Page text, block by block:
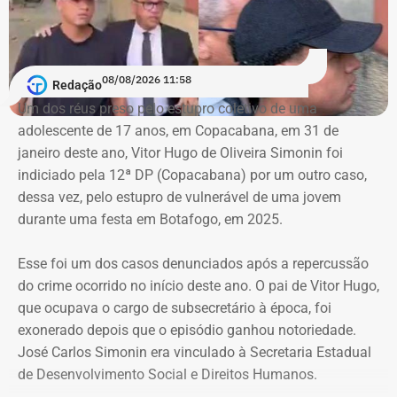
Redação08/08/2026 11:58
Um dos réus preso pelo estupro coletivo de uma
adolescente de 17 anos, em Copacabana, em 31 de
janeiro deste ano, Vitor Hugo de Oliveira Simonin foi
indiciado pela 12ª DP (Copacabana) por um outro caso,
dessa vez, pelo estupro de vulnerável de uma jovem
durante uma festa em Botafogo, em 2025.
Esse foi um dos casos denunciados após a repercussão
do crime ocorrido no início deste ano. O pai de Vitor Hugo,
que ocupava o cargo de subsecretário à época, foi
exonerado depois que o episódio ganhou notoriedade.
José Carlos Simonin era vinculado à Secretaria Estadual
de Desenvolvimento Social e Direitos Humanos.